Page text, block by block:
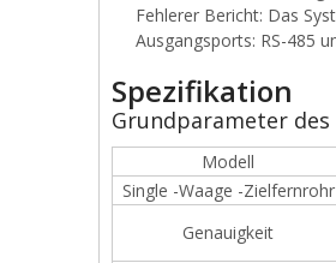
Fehlerer Bericht: Das
Ausgangsports: RS-485
Spezifikation
Grundparameter des
Modell
Single -Waage -Zielfernrohr
Genauigkeit